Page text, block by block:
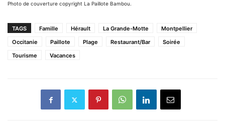
Photo de couverture copyright La Paillote Bambou.
TAGS Famille Hérault La Grande-Motte
Montpellier
Occitanie
Paillote Plage Restaurant/Bar
Soirée
Tourisme
Vacances